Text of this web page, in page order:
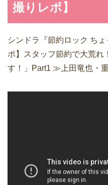
撮りレポ】
シンドラ『節約ロック ち
ポ】スタッフ節約で大荒れ
す！」Part1 ≫上田竜也・